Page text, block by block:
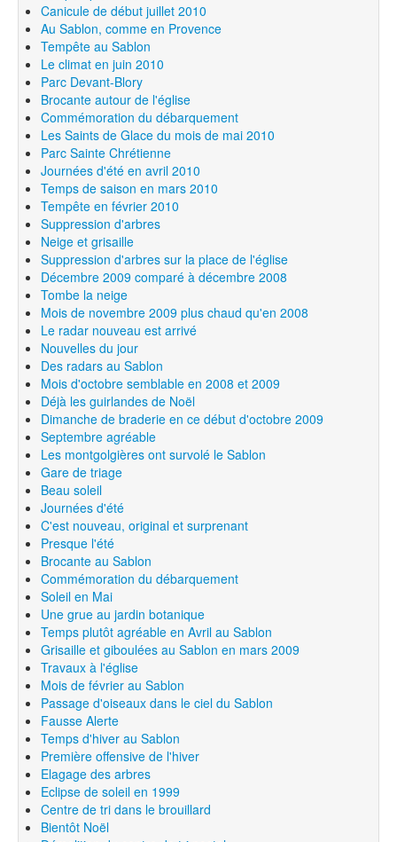
Canicule de début juillet 2010
Au Sablon, comme en Provence
Tempête au Sablon
Le climat en juin 2010
Parc Devant-Blory
Brocante autour de l'église
Commémoration du débarquement
Les Saints de Glace du mois de mai 2010
Parc Sainte Chrétienne
Journées d'été en avril 2010
Temps de saison en mars 2010
Tempête en février 2010
Suppression d'arbres
Neige et grisaille
Suppression d'arbres sur la place de l'église
Décembre 2009 comparé à décembre 2008
Tombe la neige
Mois de novembre 2009 plus chaud qu'en 2008
Le radar nouveau est arrivé
Nouvelles du jour
Des radars au Sablon
Mois d'octobre semblable en 2008 et 2009
Déjà les guirlandes de Noël
Dimanche de braderie en ce début d'octobre 2009
Septembre agréable
Les montgolgières ont survolé le Sablon
Gare de triage
Beau soleil
Journées d'été
C'est nouveau, original et surprenant
Presque l'été
Brocante au Sablon
Commémoration du débarquement
Soleil en Mai
Une grue au jardin botanique
Temps plutôt agréable en Avril au Sablon
Grisaille et giboulées au Sablon en mars 2009
Travaux à l'église
Mois de février au Sablon
Passage d'oiseaux dans le ciel du Sablon
Fausse Alerte
Temps d'hiver au Sablon
Première offensive de l'hiver
Elagage des arbres
Eclipse de soleil en 1999
Centre de tri dans le brouillard
Bientôt Noël